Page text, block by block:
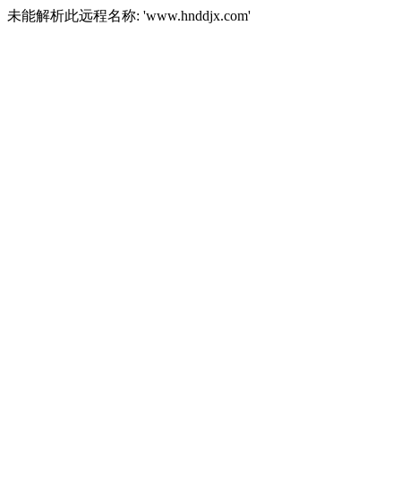
未能解析此远程名称: 'www.hnddjx.com'